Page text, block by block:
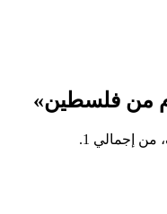
من فلسطين»
من إجمالي 1.